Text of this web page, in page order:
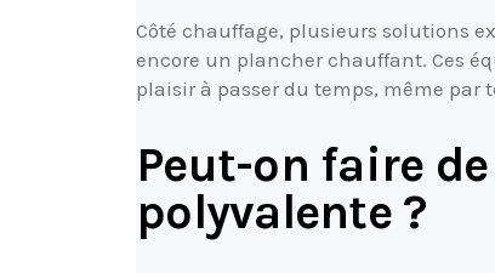
Côté chauffage, plusieurs solutions
encore un plancher chauffant. Ces
plaisir à passer du temps, même par
Peut-on faire
polyvalente ?